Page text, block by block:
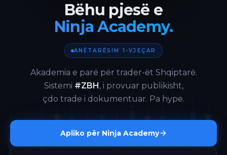
Bëhu pjesë e
Ninja Academy.
ANËTARËSIM 1-VJEÇAR
Akademia e parë për trader-ët Shqiptarë.
Sistemi #ZBH, i provuar publikisht,
çdo trade i dokumentuar. Pa hype.
Apliko për Ninja Academy